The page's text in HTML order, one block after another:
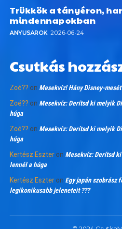
Trükkök a tányéron,
mindennapokban
ANYUSAROK 2026-06-24
Csutkás
Zoé?? on Mesekvíz! Hány Disney-
Zoé?? on Mesekvíz: Derítsd ki melyik
húga
Zoé?? on Mesekvíz: Derítsd ki melyik
húga
Kertész Eszter on Mesekvíz: Derítsd
lennél a húga
Kertész Eszter on Egy japán szobrász
legikonikusabb jeleneteit ???